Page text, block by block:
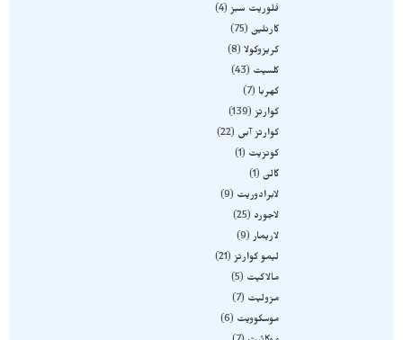
فلوریت سبز
4
کارنلین 75
کریزوکولا 8
کلسیت
43
کهربا
7
کوارتز
139
کوارتز آبی
22
کونزیت
1
گالن 1
لابرادوریت
9
لاجورد
25
لاریمار
9
لیمو کوارتز
21
مالاکیت
5
مزولیت
7
موسکوویت
6